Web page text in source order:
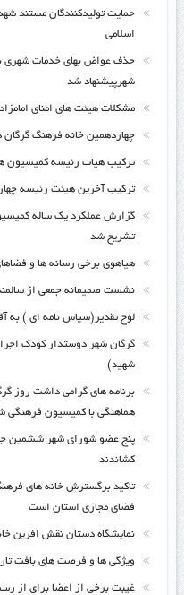
حمایت تولیدکنندگان مستند
اسلامی
حذف عواض بهای خدمات شهری
شهرپیشنهاد شد
مشکلات هیئت های امنای
چهاردهمین خانه فرهنگ گرگان
ترکیب هیات رئیسه
ترکیب آخرین هیئت رئیسه
گزارش عملکرد یک ساله
تشریح شد
هیاهوی برخی رسانه ها و
نشست صمیمانه جمعی از
لوح تقدیر(سپاس نامه ای ) به
گرگان شهر دوستدار کودک
شهید)
برنامه های گرامی داشت روز
هماهنگی با کمیسیون فرهنگی
پنج عضو شورای شهر ششمین
کشاندند
تاکید برگسترش خانه های
فضای مجازی استان است
نمایشگاه دستان نقش افرین
ویژگی ها و فرصت های بافت
غیبت برخی از اعضا برای از